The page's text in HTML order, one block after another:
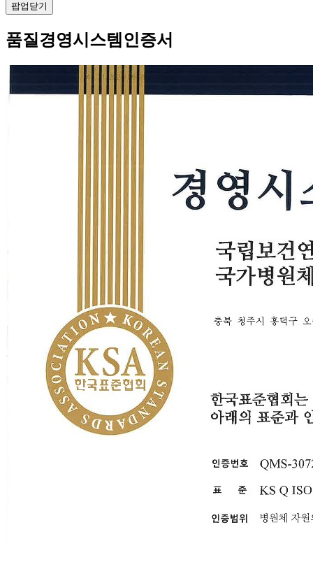
팝업닫기
품질경영시스템인증서